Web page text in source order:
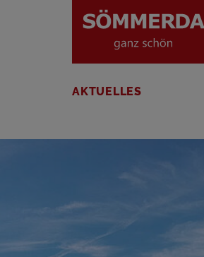
AKTUELLES